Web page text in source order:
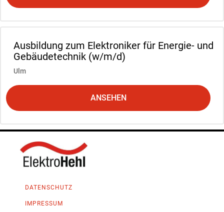
Ausbildung zum Elektroniker für Energie- und
Gebäudetechnik (w/m/d)
Ulm
ANSEHEN
DATENSCHUTZ
IMPRESSUM